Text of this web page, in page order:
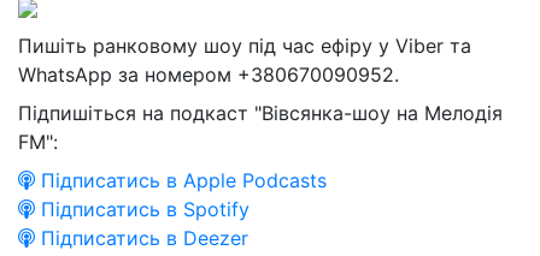
Пишіть ранковому шоу під час ефіру у Viber та
WhatsApp за номером +380670090952.
Підпишіться на подкаст "Вівсянка-шоу на Мелодія
FM":
Підписатись в Apple Podcasts
Підписатись в Spotify
Підписатись в Deezer